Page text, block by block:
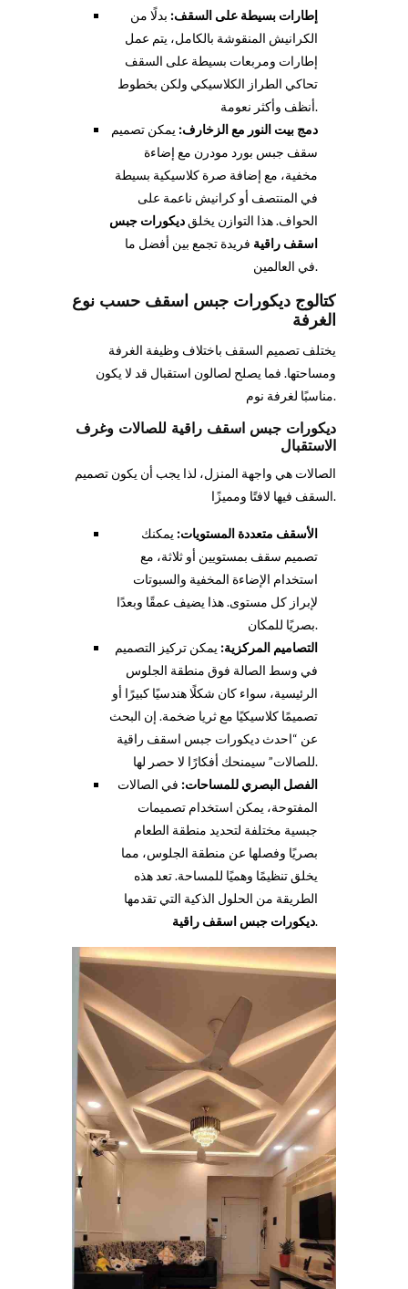
إطارات بسيطة على السقف: بدلًا من
الكرانيش المنقوشة بالكامل، يتم عمل
إطارات ومربعات بسيطة على السقف
تحاكي الطراز الكلاسيكي ولكن بخطوط
أنظف وأكثر نعومة.
دمج بيت النور مع الزخارف: يمكن تصميم
سقف جبس بورد مودرن مع إضاءة
مخفية، مع إضافة صرة كلاسيكية بسيطة
في المنتصف أو كرانيش ناعمة على
الحواف. هذا التوازن يخلق ديكورات جبس
اسقف راقية فريدة تجمع بين أفضل ما
في العالمين.
كتالوج ديكورات جبس اسقف حسب نوع
الغرفة
يختلف تصميم السقف باختلاف وظيفة الغرفة
ومساحتها. فما يصلح لصالون استقبال قد لا يكون
مناسبًا لغرفة نوم.
ديكورات جبس اسقف راقية للصالات وغرف
الاستقبال
الصالات هي واجهة المنزل، لذا يجب أن يكون تصميم
السقف فيها لافتًا ومميزًا.
الأسقف متعددة المستويات: يمكنك
تصميم سقف بمستويين أو ثلاثة، مع
استخدام الإضاءة المخفية والسبوتات
لإبراز كل مستوى. هذا يضيف عمقًا وبعدًا
بصريًا للمكان.
التصاميم المركزية: يمكن تركيز التصميم
في وسط الصالة فوق منطقة الجلوس
الرئيسية، سواء كان شكلًا هندسيًا كبيرًا أو
تصميمًا كلاسيكيًا مع ثريا ضخمة. إن البحث
عن “احدث ديكورات جبس اسقف راقية
للصالات” سيمنحك أفكارًا لا حصر لها.
الفصل البصري للمساحات: في الصالات
المفتوحة، يمكن استخدام تصميمات
جبسية مختلفة لتحديد منطقة الطعام
بصريًا وفصلها عن منطقة الجلوس، مما
يخلق تنظيمًا وهميًا للمساحة. تعد هذه
الطريقة من الحلول الذكية التي تقدمها
ديكورات جبس اسقف راقية.